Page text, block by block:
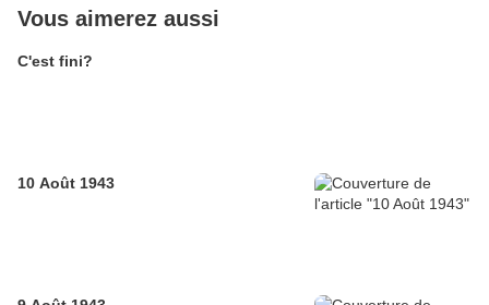
Vous aimerez aussi
C'est fini?
10 Août 1943